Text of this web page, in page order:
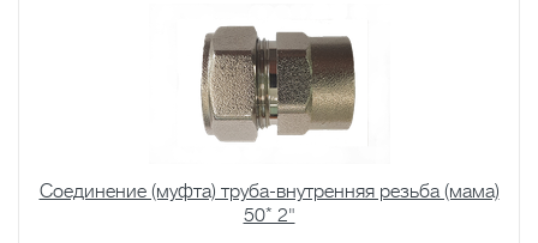
Соединение (муфта) труба-внутренняя резьба (мама)
50* 2"